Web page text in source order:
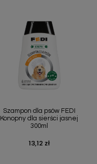
Szampon dla psów FEDI
Konopny dla sierści jasnej
300ml
Cena
13,12 zł